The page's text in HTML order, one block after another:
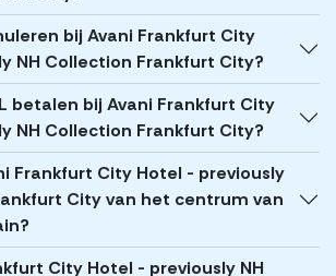
bij Avani Frankfurt City
NH Collection Frankfurt City?
betalen bij Avani Frankfurt City
NH Collection Frankfurt City?
Frankfurt City Hotel - previously
City van het centrum van
City Hotel - previously NH